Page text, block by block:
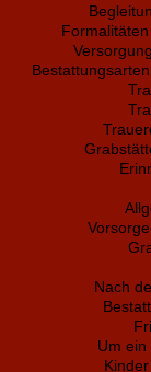
Nach
Um ein